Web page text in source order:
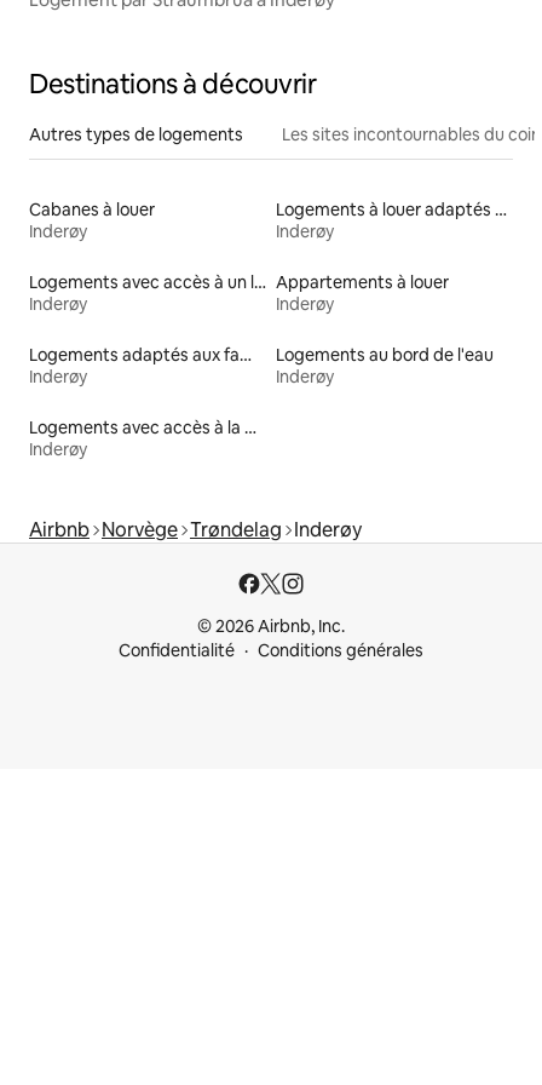
Destinations à découvrir
Autres types de logements Les sites incontournables du coin
Cabanes à louer
Inderøy
Logements à louer adaptés aux animaux
Inderøy
Logements avec accès à un lac
Inderøy
Appartements à louer
Inderøy
Logements adaptés aux familles à louer
Inderøy
Logements au bord de l'eau
Inderøy
Logements avec accès à la plage
Inderøy
Airbnb Norvège Trøndelag Inderøy
© 2026 Airbnb, Inc.
Confidentialité
Conditions générales